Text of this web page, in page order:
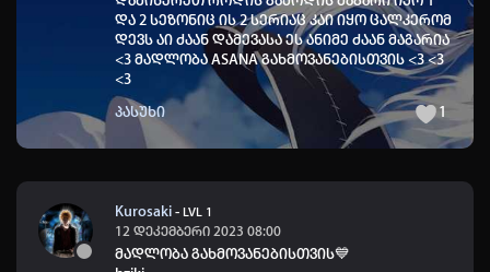
და 2 სეზონიც ის 2 სერიაც კაი იყო ცალკერომ
დევს აი ძაან დამევასა ეს ანიმე ძაან მაგარია
<3 მადლობა ASANA გახმოვანებისთვის <3 <3
<3
პასუხი 1
Kurosaki - LVL 1
12 დეკემბერი 2023 08:00
მადლობა გახმოვანებისთვის💙